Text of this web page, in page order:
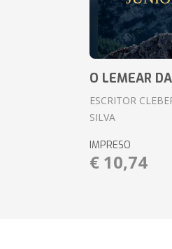
O LEMEAR
ESCRITOR
SILVA
IMPRESO
€ 10,74